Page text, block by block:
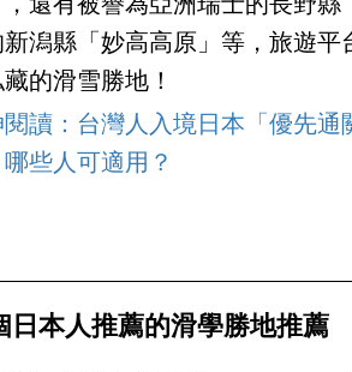
，還有被譽為亞洲瑞士的長野
潟縣「妙高高原」等，旅遊平
的滑雪勝地！
讀：台灣人入境日本「優先通
些人可適用？
日本人推薦的滑學勝地推薦